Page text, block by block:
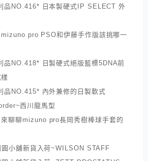
品NO.416* 日本製硬式IP SELECT 外
mizuno pro PSO和伊藤手作版該挑哪一
品NO.418* 日製硬式絕版藍標5DNA前
品NO.415* 內外兼修的日製軟式
西川龍馬型
來聊聊mizuno pro長岡秀樹棒球手套的
小舖新貨入荷~WILSON STAFF